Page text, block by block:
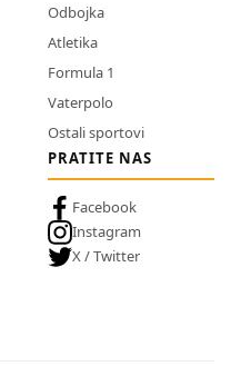
Odbojka
Atletika
Formula 1
Vaterpolo
Ostali sportovi
PRATITE NAS
Facebook
Instagram
X / Twitter